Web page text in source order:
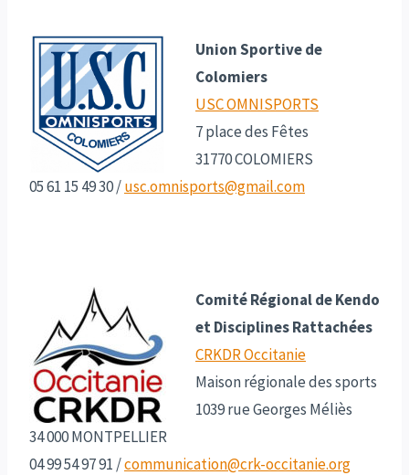
Union Sportive de
Colomiers
USC OMNISPORTS
7 place des Fêtes
31770 COLOMIERS
05 61 15 49 30/usc.omnisports@gmail.com
Comité Régional de Kendo
et Disciplines Rattachées
CRKDR Occitanie
Maison régionale des sports
1039 rue Georges Méliès
34 000 MONTPELLIER
04 99 54 97 91 /communication@crk-occitanie.org